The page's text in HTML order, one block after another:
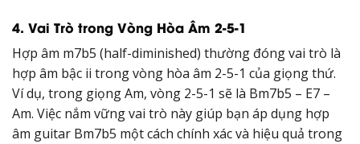
4. Vai Trò trong Vòng Hòa Âm 2-5-1
Hợp âm m7b5 (half-diminished) thường đóng vai trò là
hợp âm bậc ii trong vòng hòa âm 2-5-1 của giọng thứ.
Ví dụ, trong giọng Am, vòng 2-5-1 sẽ là Bm7b5 – E7 –
Am. Việc nắm vững vai trò này giúp bạn áp dụng hợp
âm guitar Bm7b5 một cách chính xác và hiệu quả trong